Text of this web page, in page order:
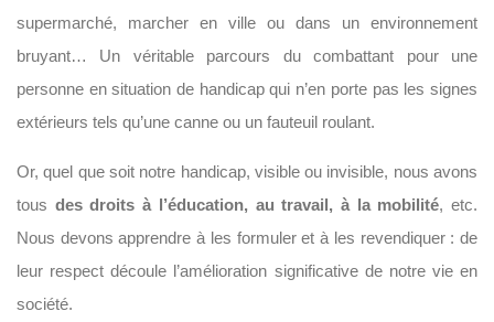
supermarché, marcher en ville ou dans un environnement
bruyant… Un véritable parcours du combattant pour une
personne en situation de handicap qui n’en porte pas les signes
extérieurs tels qu’une canne ou un fauteuil roulant.
Or, quel que soit notre handicap, visible ou invisible, nous avons
tous des droits à l’éducation, au travail, à la mobilité, etc.
Nous devons apprendre à les formuler et à les revendiquer : de
leur respect découle l’amélioration significative de notre vie en
société.